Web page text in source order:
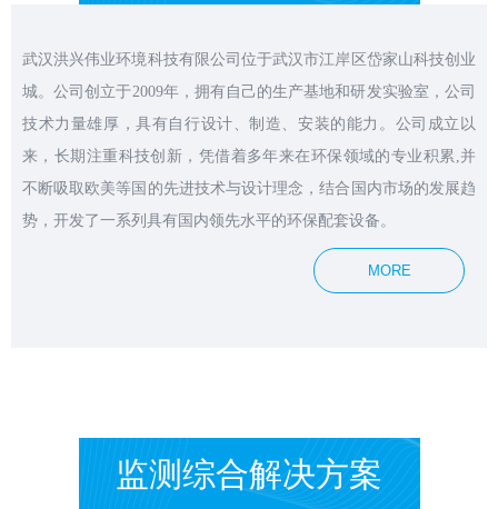
武汉洪兴伟业环境科技有限公司位于武汉市江岸区岱家山科技创业
城。公司创立于2009年，拥有自己的生产基地和研发实验室，公司
技术力量雄厚，具有自行设计、制造、安装的能力。公司成立以
来，长期注重科技创新，凭借着多年来在环保领域的专业积累,并
不断吸取欧美等国的先进技术与设计理念，结合国内市场的发展趋
势，开发了一系列具有国内领先水平的环保配套设备。
MORE
监测综合解决方案